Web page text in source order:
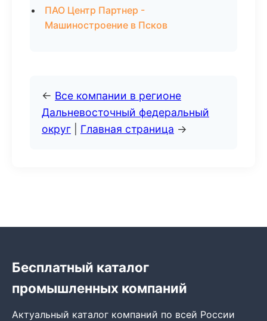
ПАО Центр Партнер -
Машиностроение в Псков
← Все компании в регионе
Дальневосточный федеральный
округ
Главная страница →
Бесплатный каталог
промышленных компаний
Актуальный каталог компаний по всей России